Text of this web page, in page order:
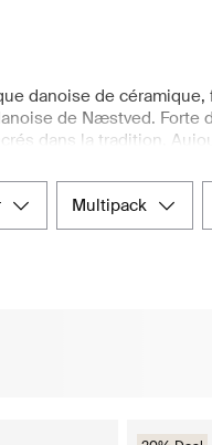
danoise de
de Næstved. Forte
dans la tradition.
techniques de glaçage
tous les produits de la
gamme, assiettes en
multipack